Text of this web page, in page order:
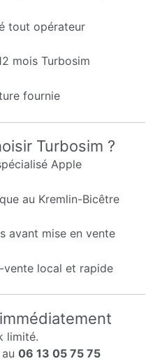
tout opérateur
mois Turbosim
fournie
Turbosim ?
Apple
au Kremlin-Bicêtre
avant mise en vente
vente local et rapide
limité.
06 13 05 75 75